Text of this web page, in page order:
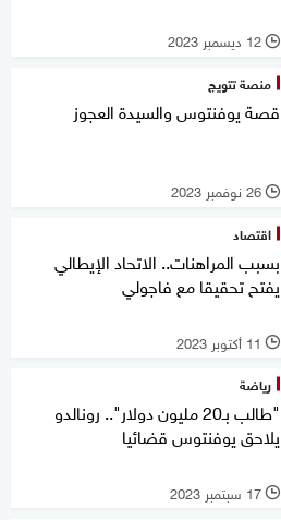
l 12 ديسمبر 2023
منصة تتويج
قصة يوفنتوس والسيدة العجوز
l 26 نوفمبر 2023
اقتصاد
بسبب المراهنات.. الاتحاد الإيطالي
يفتح تحقيقا مع فاجولي
l 11 أكتوبر 2023
رياضة
"طالب بـ20 مليون دولار".. رونالدو
يلاحق يوفنتوس قضائيا
l 17 سبتمبر 2023